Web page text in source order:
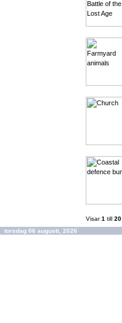
Visar1 till 20
torsdag 06 augusti, 2026